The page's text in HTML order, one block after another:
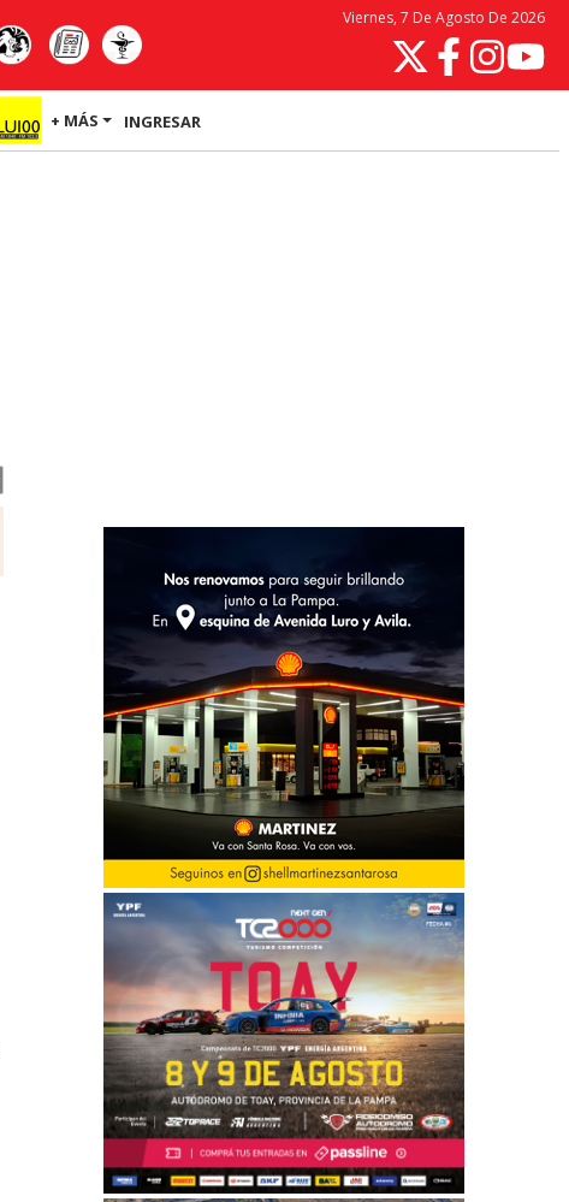
Viernes, 7 De Agosto De 2026
+ MÁS INGRESAR